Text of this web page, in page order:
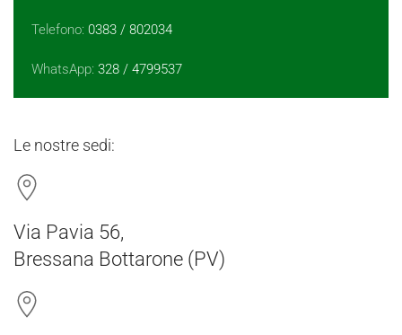
Telefono: 0383 / 802034
WhatsApp: 328 / 4799537
Le nostre sedi:
Via Pavia 56,
Bressana Bottarone (PV)